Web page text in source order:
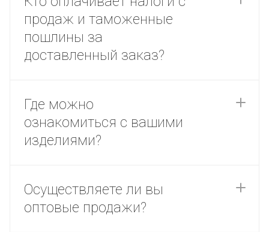
продаж и таможенные
пошлины за
доставленный заказ?
Где можно
ознакомиться с вашими
изделиями?
Осуществляете ли вы
оптовые продажи?